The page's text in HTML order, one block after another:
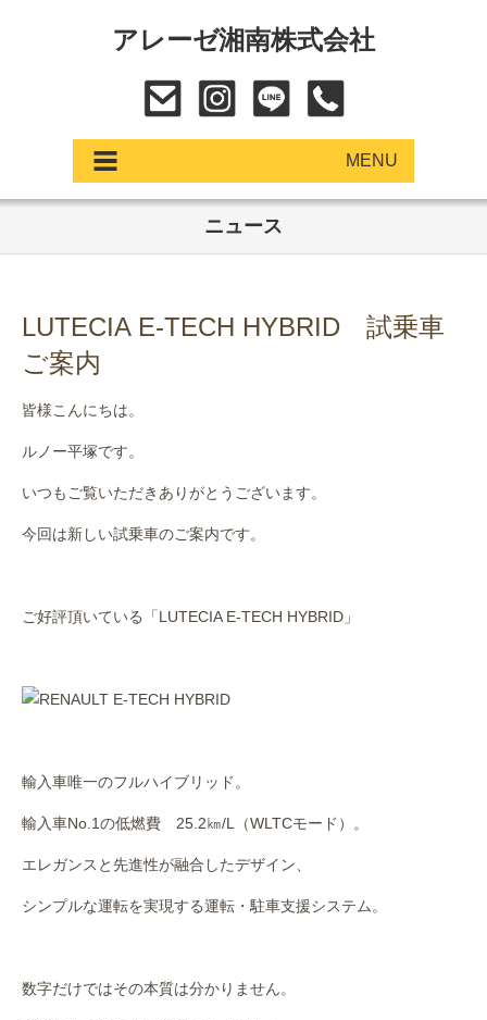
アレーゼ湘南株式会社
MENU
中古車
サービス
作業事例
店舗アクセス
ニュース
LUTECIA E-TECH HYBRID 試乗車
ご案内
皆様こんにちは。
ルノー平塚です。
いつもご覧いただきありがとうございます。
今回は新しい試乗車のご案内です。
ご好評頂いている「LUTECIA E-TECH HYBRID」
輸入車唯一のフルハイブリッド。
輸入車No.1の低燃費 25.2㎞/L（WLTCモード）。
エレガンスと先進性が融合したデザイン、
シンプルな運転を実現する運転・駐車支援システム。
数字だけではその本質は分かりません。